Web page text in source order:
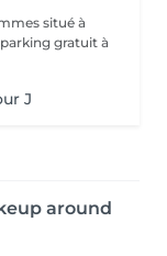
gratuit à
J
around